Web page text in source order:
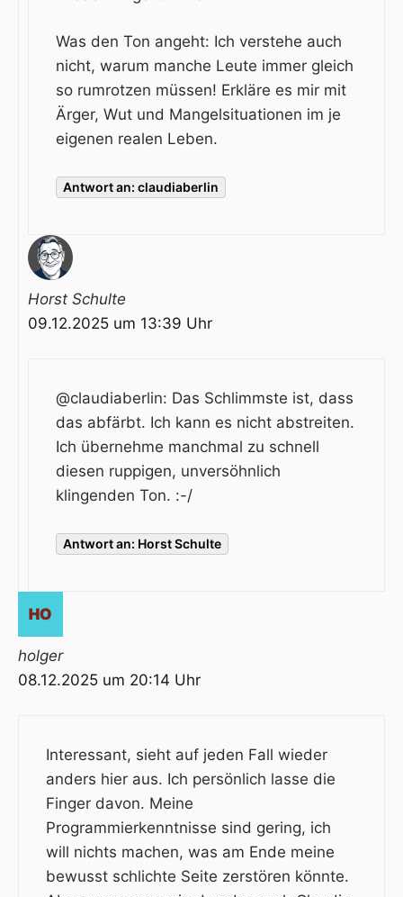
Was den Ton angeht: Ich verstehe auch
nicht, warum manche Leute immer gleich
so rumrotzen müssen! Erkläre es mir mit
Ärger, Wut und Mangelsituationen im je
eigenen realen Leben.
Antwort an: claudiaberlin
Horst Schulte
09.12.2025 um 13:39 Uhr
@claudiaberlin: Das Schlimmste ist, dass
das abfärbt. Ich kann es nicht abstreiten.
Ich übernehme manchmal zu schnell
diesen ruppigen, unversöhnlich
klingenden Ton. :-/
Antwort an: Horst Schulte
holger
08.12.2025 um 20:14 Uhr
Interessant, sieht auf jeden Fall wieder
anders hier aus. Ich persönlich lasse die
Finger davon. Meine
Programmierkenntnisse sind gering, ich
will nichts machen, was am Ende meine
bewusst schlichte Seite zerstören könnte.